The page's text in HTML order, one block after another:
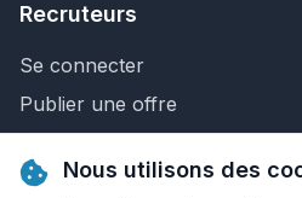
Recruteurs
Se connecter
Publier une offre
Nous contacter
Nous utilisons des